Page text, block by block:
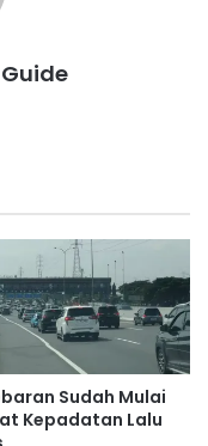
Sudah Mulai
Kepadatan Lalu